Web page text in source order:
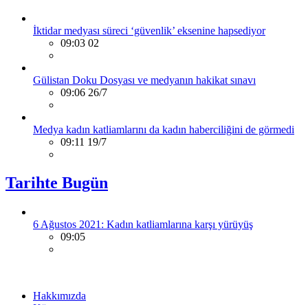
İktidar medyası süreci ‘güvenlik’ eksenine hapsediyor
09:03 02
Gülistan Doku Dosyası ve medyanın hakikat sınavı
09:06 26/7
Medya kadın katliamlarını da kadın haberciliğini de görmedi
09:11 19/7
Tarihte Bugün
6 Ağustos 2021: Kadın katliamlarına karşı yürüyüş
09:05
Hakkımızda